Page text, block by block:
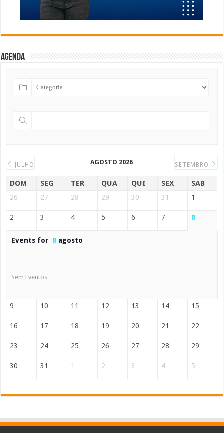
Agenda
JULHO AGOSTO 2026 SETEMBRO
DOM SEG TER QUA QUI SEX SAB
26 27 28 29 30 31 1
2 3 4 5 6 7 8
Events for 8 agosto
Sem Eventos
9 10 11 12 13 14 15
16 17 18 19 20 21 22
23 24 25 26 27 28 29
30 31 1 2 3 4 5